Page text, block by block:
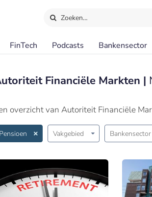
Zoeken…
FinTech Podcasts Bankensector
Financiële Markten |
overzicht van Autoriteit Financiële
Pensioen Vakgebied Bankensector